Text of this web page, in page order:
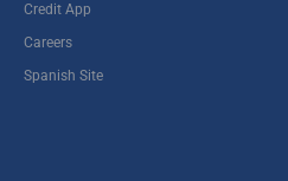
Credit App
Careers
Spanish Site